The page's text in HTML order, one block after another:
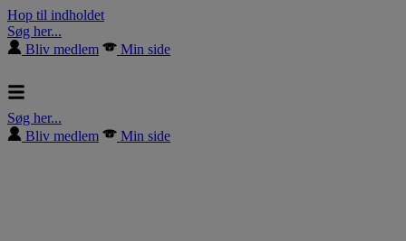
Hop til indholdet
Søg her...
Bliv medlem
Min side
Søg her...
Bliv medlem
Min side